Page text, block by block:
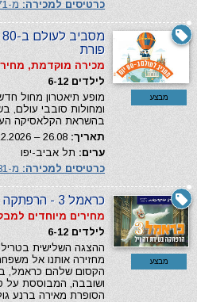
כרטיסים למכירה: מ-71 עד 81 ש״ח
מבצע
פורת
מכירה מוקדמת, מחיר
לילדים 6-12
מופע תיאטרון מחול
ומחולות סובבי עולם,
בהשראת הקלאסיקה
תאריך:
ערים: תל אביב-יפו
כרטיסים למכירה: מ-81 עד 86 ש״ח
מבצע
כראמל 3 - הרפתקה בטירת דה ויל
מחירים מיוחדים
לילדים 6-12
ההצגה השלישית
מחזירה אותנו אל
הקסום שלהם כראמל,
ושובבה, המבוססת על
הסופרת מאירה ברנע